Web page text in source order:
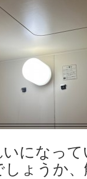
になっ
ょうか